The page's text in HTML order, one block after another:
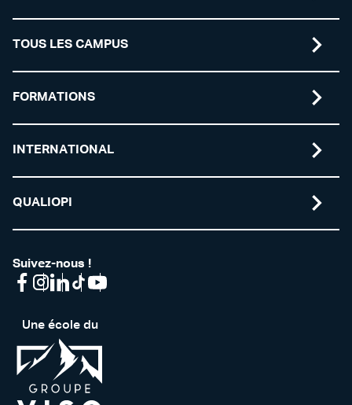
TOUS LES CAMPUS
FORMATIONS
INTERNATIONAL
QUALIOPI
Suivez-nous !
Une école du